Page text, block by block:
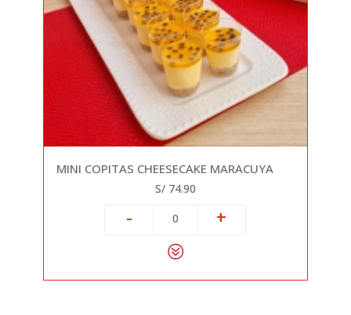
MINI COPITAS CHEESECAKE MARACUYA
S/ 74.90
- 0 +